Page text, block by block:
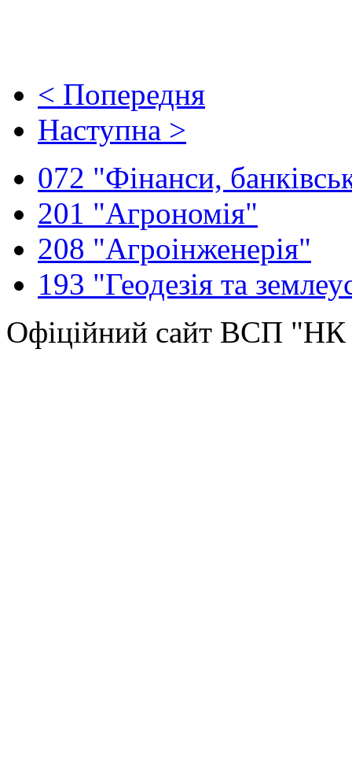
< Попередня
Наступна >
072 "Фінанси,
201 "Агрономія"
208 "Агроінженерія"
193 "Геодезія та
Офіційний сайт ВСП